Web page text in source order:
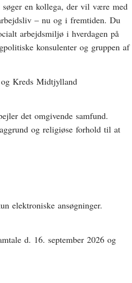
en kollega, der vil være med
– nu og i fremtiden. Du
arbejdsmiljø i hverdagen på
konsulenter og gruppen af
og Kreds Midtjylland
det omgivende samfund.
og religiøse forhold til at
elektroniske ansøgninger.
d. 16. september 2026 og